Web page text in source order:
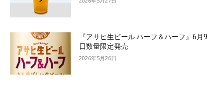
『アサヒ生ビール ハーフ＆ハーフ』6月9
日数量限定発売
2026年5月26日